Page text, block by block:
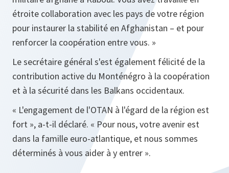
étroite collaboration avec les pays de votre région
pour instaurer la stabilité en Afghanistan – et pour
renforcer la coopération entre vous. »
Le secrétaire général s'est également félicité de la
contribution active du Monténégro à la coopération
et à la sécurité dans les Balkans occidentaux.
« L'engagement de l'OTAN à l'égard de la région est
fort », a‑t‑il déclaré. « Pour nous, votre avenir est
dans la famille euro‑atlantique, et nous sommes
déterminés à vous aider à y entrer ».